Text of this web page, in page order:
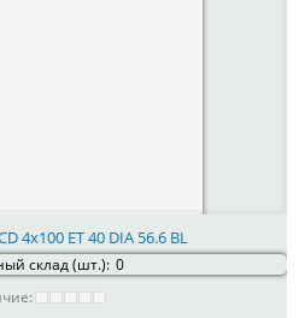
4x100 ET 40 DIA 56.6 BL
склад (шт.): 0